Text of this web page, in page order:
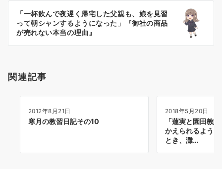
ン
「一杯飲んで夜遅く帰宅した父親も、娘を見習
って朝シャンするようになった」『御社の商品
が売れない本当の理由』
関連記事
2012年8月21日
寒月の教習日記その10
2018年5月20日
「蓮実と園田教
かえられるよう
とき、灘…